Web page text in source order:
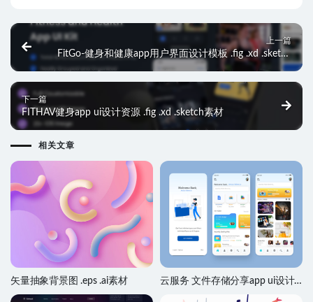
上一篇
FitGo-健身和健康app用户界面设计模板 .fig .xd .sketch
素材
下一篇
FITHAV健身app ui设计资源 .fig .xd .sketch素材
相关文章
矢量抽象背景图 .eps .ai素材
云服务 文件存储分享app ui设计